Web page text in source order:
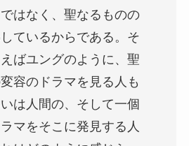
はなく、聖なるものの
ているからである。そ
ばユングのように、聖
容のドラマを見る人も
は人間の、そして一個
マをそこに発見する人